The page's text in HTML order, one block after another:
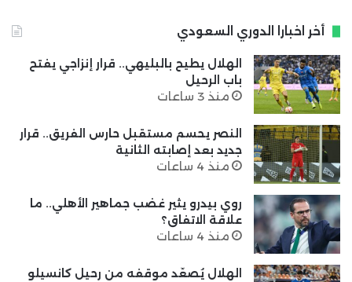
أخر اخبارا الدوري السعودي
الهلال يطيح بالبليهي.. قرار إنزاجي يفتح
باب الرحيل
منذ 3 ساعات
النصر يحسم مستقبل حارس الفريق.. قرار
جديد بعد إصابته الثانية
منذ 4 ساعات
روي بيدرو يثير غضب جماهير الأهلي.. ما
علاقة الاتفاق؟
منذ 4 ساعات
الهلال يُصعّد موقفه من رحيل كانسيلو